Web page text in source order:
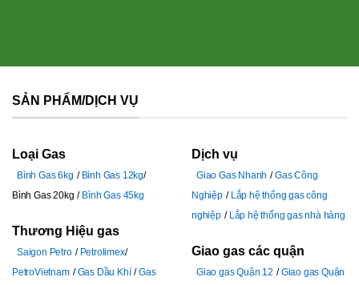
SẢN PHẨM/DỊCH VỤ
Loại Gas
Bình Gas 6kg
Bình Gas 12kg
Bình Gas 20kg
Bình Gas 45kg
Thương Hiệu gas
Saigon Petro
Petrolimex
PetroVietnam
Gas Dầu Khí
Gas
Dịch vụ
Giao Gas Nhanh
Gas Công
Nghiệp
Lắp hệ thống gas công
nghiệp
Lắp hệ thống gas nhà hàng
Giao gas các quận
Giao gas Quận 12
Giao gas Quận